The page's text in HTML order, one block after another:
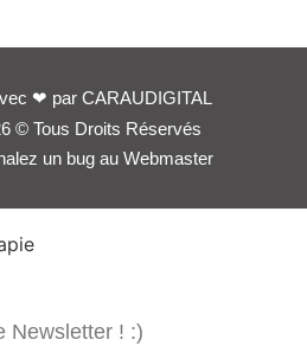
❤ par CARAUDIGITAL
© Tous Droits Réservés
un bug au Webmaster
Newsletter ! :)